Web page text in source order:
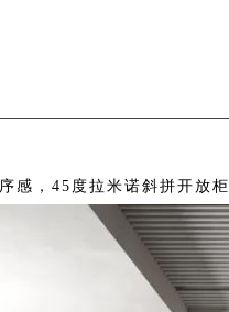
感，45度拉米诺斜拼开放